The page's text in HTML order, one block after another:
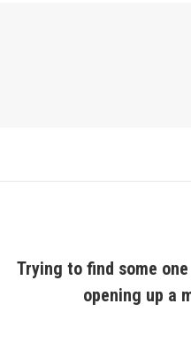
Next
Trying to find some
opening up a